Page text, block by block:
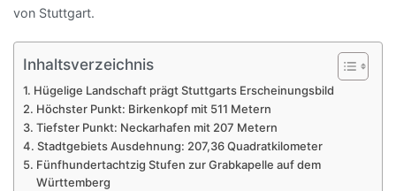
von Stuttgart.
Inhaltsverzeichnis
Hügelige Landschaft prägt Stuttgarts Erscheinungsbild
Höchster Punkt: Birkenkopf mit 511 Metern
Tiefster Punkt: Neckarhafen mit 207 Metern
Stadtgebiets Ausdehnung: 207,36 Quadratkilometer
Fünfhundertachtzig Stufen zur Grabkapelle auf dem
Württemberg